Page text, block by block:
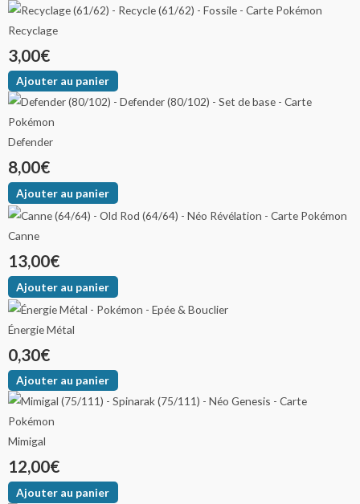
Recyclage
3,00€
Ajouter au panier
Defender
8,00€
Ajouter au panier
Canne
13,00€
Ajouter au panier
Énergie Métal
0,30€
Ajouter au panier
Mimigal
12,00€
Ajouter au panier